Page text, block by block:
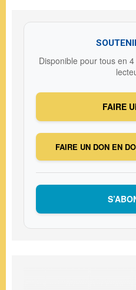
Disponible pour tous en
FAIRE
FAIRE UN DON EN